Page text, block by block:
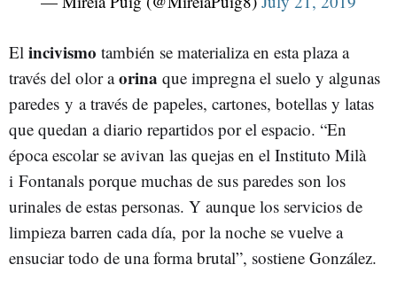
El incivismo también se materializa en esta plaza a
través del olor aorina que impregna el suelo y algunas
paredes y a través de papeles, cartones, botellas y latas
que quedan a diario repartidos por el espacio. “En
época escolar se avivan las quejas en el Instituto Milà
i Fontanals porque muchas de sus paredes son los
urinales de estas personas. Y aunque los servicios de
limpieza barren cada día, por la noche se vuelve a
ensuciar todo de una forma brutal”, sostiene González.